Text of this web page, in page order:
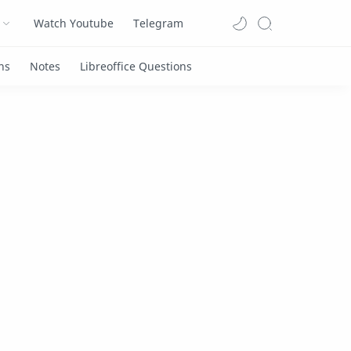
Watch Youtube Telegram